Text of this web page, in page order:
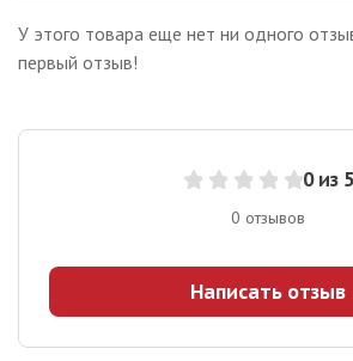
0 из 5
0 отзывов
Написать отзыв
У этого товара еще нет ни одного
первый отзыв!